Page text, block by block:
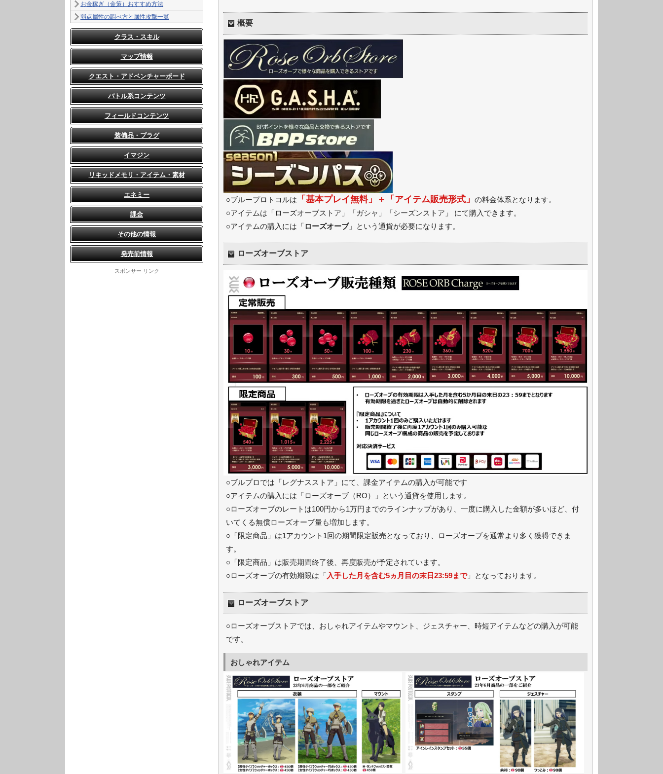
概要
○ブループロトコルは 「基本プレイ無料」＋「アイテム販売形式」 の料金体系となります。
○アイテムは「ローズオーブストア」「ガシャ」「シーズンストア」 にて購入できます。
○アイテムの購入には「ローズオーブ」という通貨が必要になります。
ローズオーブストア
○ブルプロでは「レグナスストア」にて、課金アイテムの購入が可能です
○アイテムの購入には「ローズオーブ（RO）」という通貨を使用します。
○ローズオーブのレートは100円から1万円までのラインナップがあり、一度に購入した金額が多いほど、付
いてくる無償ローズオーブ量も増加します。
○「限定商品」は1アカウント1回の期間限定販売となっており、ローズオーブを通常より多く獲得できま
す。
○「限定商品」は販売期間終了後、再度販売が予定されています。
○ローズオーブの有効期限は「 入手した月を含む5ヵ月目の末日23:59まで」となっております。
ローズオーブストア
○ローズオーブストアでは、おしゃれアイテムやマウント、ジェスチャー、時短アイテムなどの購入が可能
です。
おしゃれアイテム
お金稼ぎ（金策）おすすめ方法
弱点属性の調べ方と属性攻撃一覧
クラス・スキル
マップ情報
クエスト・アドベンチャーボード
バトル系コンテンツ
フィールドコンテンツ
装備品・プラグ
イマジン
リキッドメモリ・アイテム・素材
エネミー
課金
その他の情報
発売前情報
スポンサー リンク